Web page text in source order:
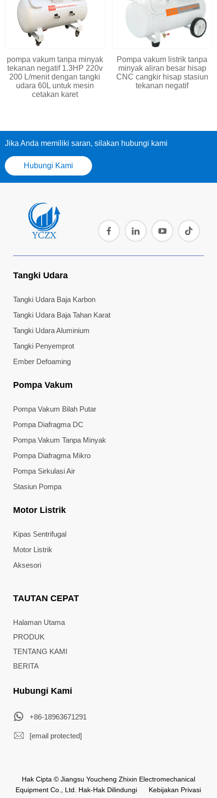
pompa vakum tanpa minyak
tekanan negatif 1.3HP 220v
200 L/menit dengan tangki
udara 60L untuk mesin
cetakan karet
Pompa vakum listrik tanpa
minyak aliran besar hisap
CNC cangkir hisap stasiun
tekanan negatif
Jika Anda memiliki saran, silakan hubungi kami
Hubungi Kami
Tangki Udara
Tangki Udara Baja Karbon
Tangki Udara Baja Tahan Karat
Tangki Udara Aluminium
Tangki Penyemprot
Ember Defoaming
Pompa Vakum
Pompa Vakum Bilah Putar
Pompa Diafragma DC
Pompa Vakum Tanpa Minyak
Pompa Diafragma Mikro
Pompa Sirkulasi Air
Stasiun Pompa
Motor Listrik
Kipas Sentrifugal
Motor Listrik
Aksesori
TAUTAN CEPAT
Halaman Utama
PRODUK
TENTANG KAMI
BERITA
Hubungi Kami
+86-18963671291
[email protected]
Hak Cipta © Jiangsu Youcheng Zhixin Electromechanical
Equipment Co., Ltd. Hak-Hak Dilindungi
Kebijakan Privasi